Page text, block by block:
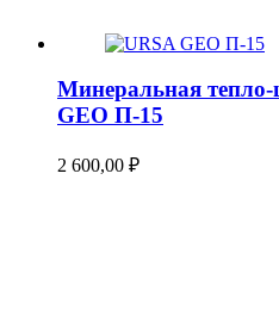
Минеральная
GEO П-15
2 600,00 ₽